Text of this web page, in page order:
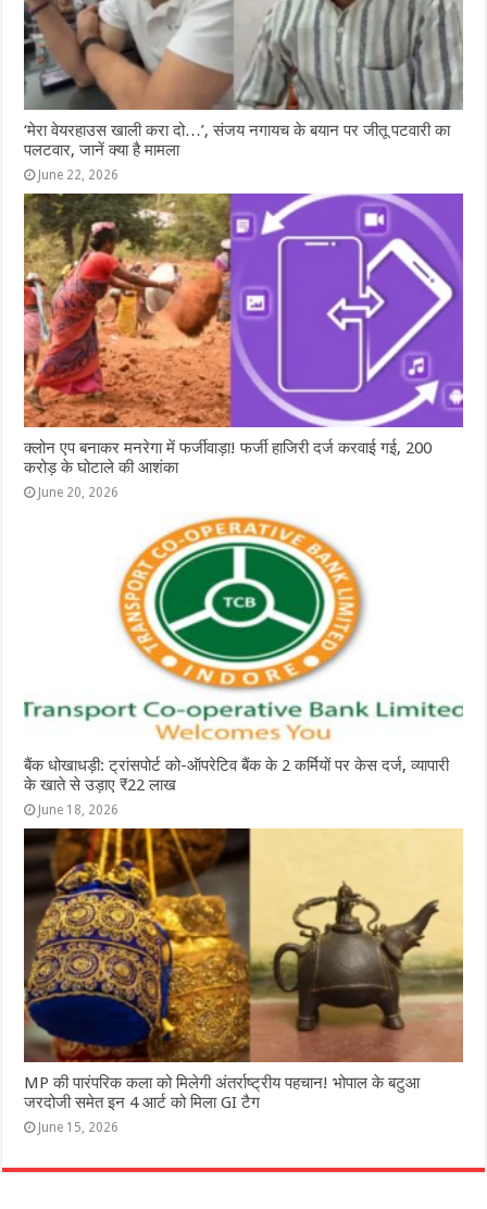
‘मेरा वेयरहाउस खाली करा दो…’, संजय नगायच के बयान पर जीतू पटवारी का
पलटवार, जानें क्या है मामला
June 22, 2026
क्लोन एप बनाकर मनरेगा में फर्जीवाड़ा! फर्जी हाजिरी दर्ज करवाई गई, 200
करोड़ के घोटाले की आशंका
June 20, 2026
बैंक धोखाधड़ी: ट्रांसपोर्ट को-ऑपरेटिव बैंक के 2 कर्मियों पर केस दर्ज, व्यापारी
के खाते से उड़ाए ₹22 लाख
June 18, 2026
MP की पारंपरिक कला को मिलेगी अंतर्राष्ट्रीय पहचान! भोपाल के बटुआ
जरदोजी समेत इन 4 आर्ट को मिला GI टैग
June 15, 2026